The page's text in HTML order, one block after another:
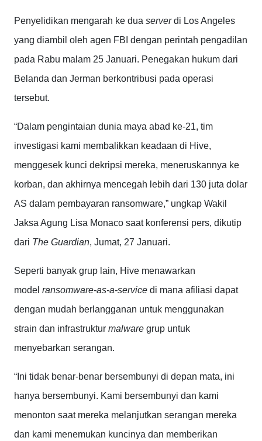
Penyelidikan mengarah ke dua serverdi Los Angeles
yang diambil oleh agen FBI dengan perintah pengadilan
pada Rabu malam 25 Januari. Penegakan hukum dari
Belanda dan Jerman berkontribusi pada operasi
tersebut.
“Dalam pengintaian dunia maya abad ke-21, tim
investigasi kami membalikkan keadaan di Hive,
menggesek kunci dekripsi mereka, meneruskannya ke
korban, dan akhirnya mencegah lebih dari 130 juta dolar
AS dalam pembayaran ransomware,” ungkap Wakil
Jaksa Agung Lisa Monaco saat konferensi pers, dikutip
dari The Guardian, Jumat, 27 Januari.
Seperti banyak grup lain, Hive menawarkan
model ransomware-as-a-service di mana afiliasi dapat
dengan mudah berlangganan untuk menggunakan
strain dan infrastruktur malware grup untuk
menyebarkan serangan.
“Ini tidak benar-benar bersembunyi di depan mata, ini
hanya bersembunyi. Kami bersembunyi dan kami
menonton saat mereka melanjutkan serangan mereka
dan kami menemukan kuncinya dan memberikan